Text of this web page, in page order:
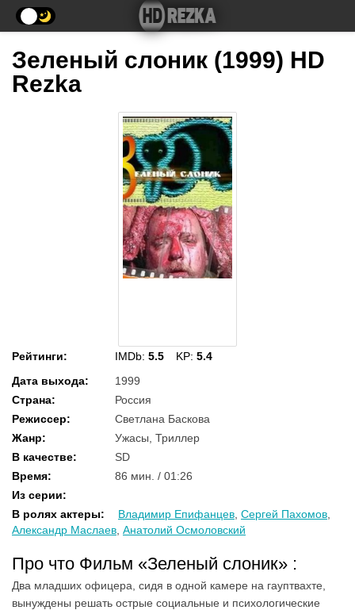
Зеленый слоник (1999) HD
Rezka
Рейтинги: IMDb: 5.5 KP: 5.4
Дата выхода:
1999
Страна:
Россия
Режиссер:
Светлана Баскова
Жанр:
Ужасы, Триллер
В качестве:
SD
Время:
86 мин. / 01:26
Из серии:
В ролях актеры: Владимир Епифанцев Сергей Пахомов
Александр Маслаев Анатолий Осмоловский
Про что Фильм «Зеленый слоник» :
Два младших офицера, сидя в одной камере на гауптвахте,
вынуждены решать острые социальные и психологические